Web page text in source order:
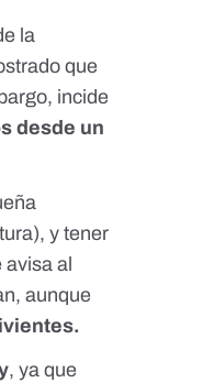
la
que
incide
desde un
y tener
avisa al
aunque
, ya que